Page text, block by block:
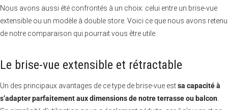
Nous avons aussi été confrontés à un choix: celui entre un brise-vue
extensible ou un modèle à double store. Voici ce que nous avons retenu
de notre comparaison qui pourrait vous être utile.
Le brise-vue extensible et rétractable
Un des principaux avantages de ce type de brise-vue estsa capacité à
s’adapter parfaitement aux dimensions de notre terrasse ou balcon